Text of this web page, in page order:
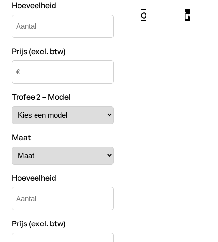
Hoeveelheid
Prijs (excl. btw)
Trofee 2 – Model
Maat
Hoeveelheid
Prijs (excl. btw)